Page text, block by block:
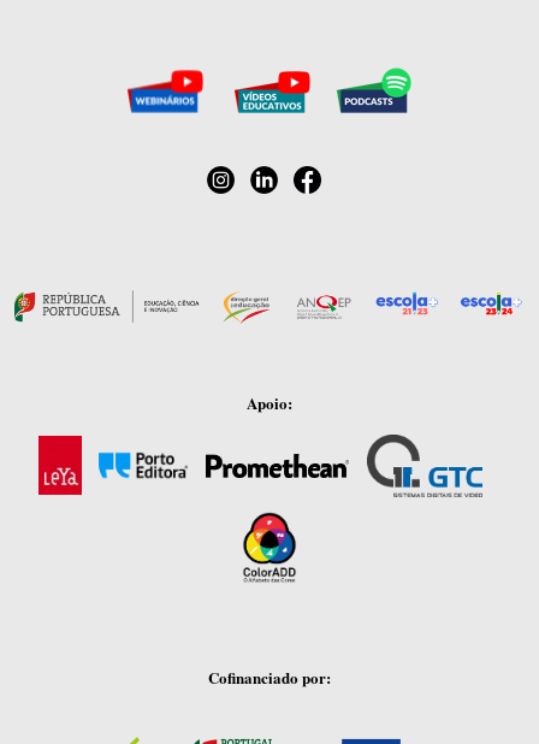
Apoio:
Cofinanciado por: